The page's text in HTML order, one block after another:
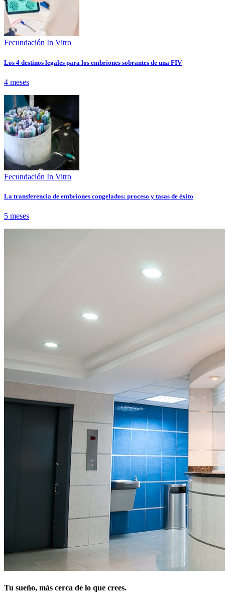
Fecundación In Vitro
Los 4 destinos legales para los embriones sobrantes de una FIV
4 meses
Fecundación In Vitro
La transferencia de embriones congelados: proceso y tasas de éxito
5 meses
Tu sueño, más cerca de lo que crees.